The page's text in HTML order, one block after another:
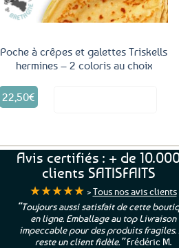
Poche à crêpes et galettes Triskells
hermines – 2 coloris au choix
22,50€
Ce
Les
options
peuvent
être
choisies
sur
la
Avis certifiés : + de
clients SATISFAITS
★★★★★ >Tous nos avis clients
“Toujours aussi satisfait de cette
en ligne. Emballage au top Livraison
impeccable pour des produits fragiles.
reste un client fidèle.”Frédéric M.